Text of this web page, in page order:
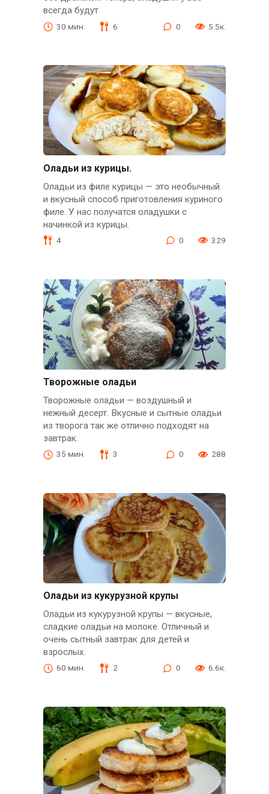
всегда будут
30 мин. 6 0 5.5к.
Оладьи из курицы.
Оладьи из филе курицы — это необычный
и вкусный способ приготовления куриного
филе. У нас получатся оладушки с
начинкой из курицы.
4 0 329
Творожные оладьи
Творожные оладьи — воздушный и
нежный десерт. Вкусные и сытные оладьи
из творога так же отлично подходят на
завтрак.
35 мин. 3 0 288
Оладьи из кукурузной крупы
Оладьи из кукурузной крупы — вкусные,
сладкие оладьи на молоке. Отличный и
очень сытный завтрак для детей и
взрослых.
60 мин. 2 0 6.6к.